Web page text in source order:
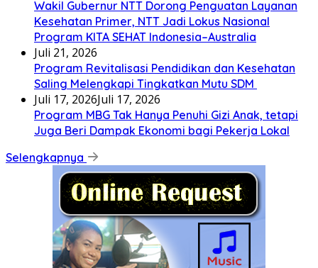
Wakil Gubernur NTT Dorong Penguatan Layanan
Kesehatan Primer, NTT Jadi Lokus Nasional
Program KITA SEHAT Indonesia–Australia
Juli 21, 2026
Program Revitalisasi Pendidikan dan Kesehatan
Saling Melengkapi Tingkatkan Mutu SDM
Juli 17, 2026Juli 17, 2026
Program MBG Tak Hanya Penuhi Gizi Anak, tetapi
Juga Beri Dampak Ekonomi bagi Pekerja Lokal
Selengkapnya